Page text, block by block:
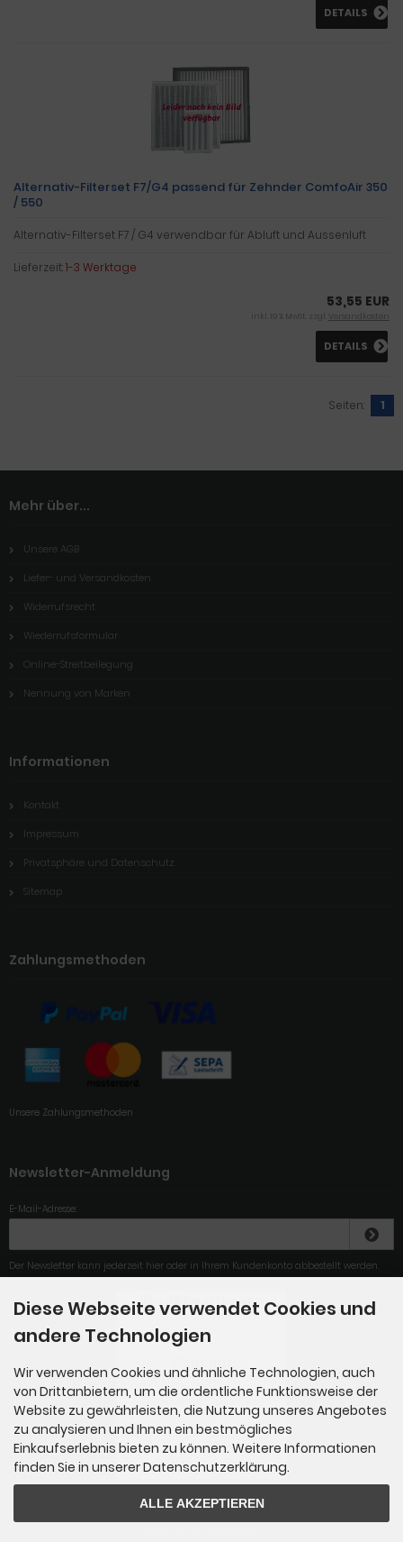
DETAILS
Alternativ-Filterset F7/G4 passend für Zehnder ComfoAir 350
/ 550
Alternativ-Filterset F7 / G4 verwendbar für Abluft und Aussenluft
Lieferzeit:1-3 Werktage
53,55 EUR
inkl. 19 % MwSt. zzgl. Versandkosten
DETAILS
Seiten: 1
Mehr über...
Unsere AGB
Liefer- und Versandkosten
Widerrufsrecht
Wiederrufsformular
Online-Streitbeilegung
Nennung von Marken
Informationen
Kontakt
Impressum
Privatsphäre und Datenschutz
Sitemap
Zahlungsmethoden
Unsere Zahlungsmethoden
Newsletter-Anmeldung
E-Mail-Adresse:
Der Newsletter kann jederzeit hier oder in Ihrem Kundenkonto abbestellt werden.
4.79/5.00
Lieferung hat 1 Woche
eine...
Gesamt: 284
Diese Webseite verwendet Cookies und
andere Technologien
Wir verwenden Cookies und ähnliche Technologien, auch
von Drittanbietern, um die ordentliche Funktionsweise der
Website zu gewährleisten, die Nutzung unseres Angebotes
zu analysieren und Ihnen ein bestmögliches
Einkaufserlebnis bieten zu können. Weitere Informationen
finden Sie in unserer Datenschutzerklärung.
ALLE AKZEPTIEREN